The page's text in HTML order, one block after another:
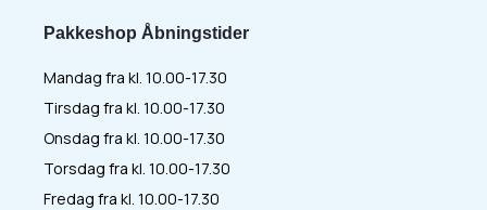
Pakkeshop Åbningstider
Mandag fra kl. 10.00-17.30
Tirsdag fra kl. 10.00-17.30
Onsdag fra kl. 10.00-17.30
Torsdag fra kl. 10.00-17.30
Fredag fra kl. 10.00-17.30